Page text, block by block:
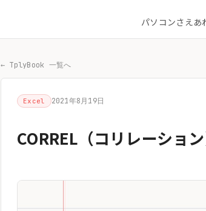
パソコンさえあ
← TplyBook 一覧へ
Excel 2021年8月19日
CORREL（コリレーショ